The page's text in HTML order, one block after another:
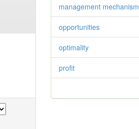
management mechanism
opportunities
optimality
profit